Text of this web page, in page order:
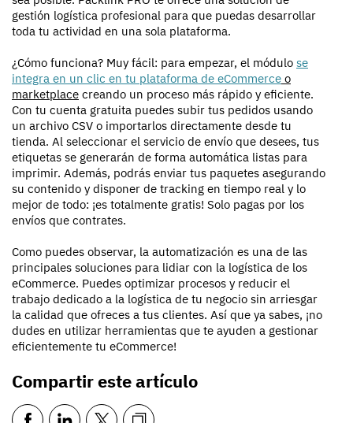
gestión logística profesional para que puedas desarrollar
toda tu actividad en una sola plataforma.
¿Cómo funciona? Muy fácil: para empezar, el módulo se
integra en un clic en tu plataforma de eCommerce o
marketplace creando un proceso más rápido y eficiente.
Con tu cuenta gratuita puedes subir tus pedidos usando
un archivo CSV o importarlos directamente desde tu
tienda. Al seleccionar el servicio de envío que desees, tus
etiquetas se generarán de forma automática listas para
imprimir. Además, podrás enviar tus paquetes asegurando
su contenido y disponer de tracking en tiempo real y lo
mejor de todo: ¡es totalmente gratis! Solo pagas por los
envíos que contrates.
Como puedes observar, la automatización es una de las
principales soluciones para lidiar con la logística de los
eCommerce. Puedes optimizar procesos y reducir el
trabajo dedicado a la logística de tu negocio sin arriesgar
la calidad que ofreces a tus clientes. Así que ya sabes, ¡no
dudes en utilizar herramientas que te ayuden a gestionar
eficientemente tu eCommerce!
Compartir este artículo